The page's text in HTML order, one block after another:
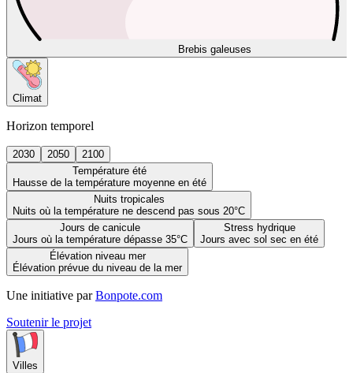
Brebis galeuses
Climat
Horizon temporel
2030 2050
2100
Température été
Hausse de la température moyenne en été
Nuits tropicales
Nuits où la température ne descend pas sous 20°C
Jours de canicule
Jours où la température dépasse 35°C
Stress hydrique
Jours avec sol sec en été
Élévation niveau mer
Élévation prévue du niveau de la mer
Une initiative par Bonpote.com
Soutenir le projet
Villes